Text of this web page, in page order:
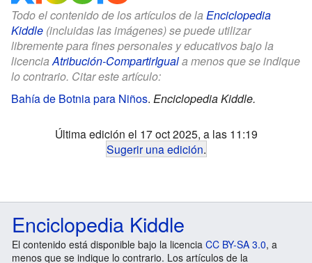
Todo el contenido de los artículos de la Enciclopedia
Kiddle (incluidas las imágenes) se puede utilizar
libremente para fines personales y educativos bajo la
licenciaAtribución-CompartirIguala menos que se indique
lo contrario. Citar este artículo:
Bahía de Botnia para Niños. Enciclopedia Kiddle.
Última edición el 17 oct 2025, a las 11:19
Sugerir una edición.
Enciclopedia Kiddle
El contenido está disponible bajo la licencia CC BY-SA 3.0, a
menos que se indique lo contrario. Los artículos de la